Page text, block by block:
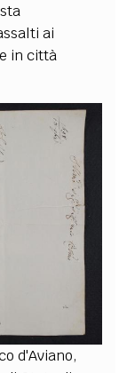
ai
in città
d'Aviano,